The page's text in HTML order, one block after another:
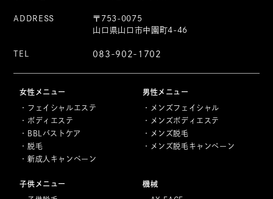
ADDRESS
〒753-0075
山口県山口市中園町4-46
TEL 083-902-1702
女性メニュー
フェイシャルエステ
ボディエステ
BBLバストケア
脱毛
新成人キャンペーン
男性メニュー
メンズフェイシャル
メンズボディエステ
メンズ脱毛
メンズ脱毛キャンペーン
子供メニュー 機械